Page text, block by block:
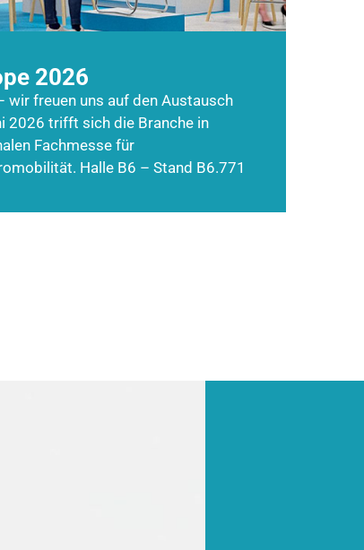
2026
wir freuen uns auf den Austausch
2026 trifft sich die Branche in
Fachmesse für
Halle B6 – Stand B6.771